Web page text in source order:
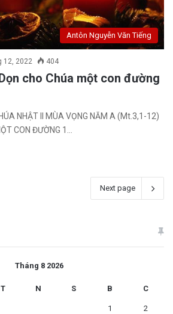
Antôn Nguyễn Văn Tiếng
12, 2022 404
cho Chúa một con đường
NHẬT II MÙA VỌNG NĂM A (Mt.3,1-12)
CON ĐƯỜNG 1…
Next page
Tháng 8 2026
T N S B C
1 2